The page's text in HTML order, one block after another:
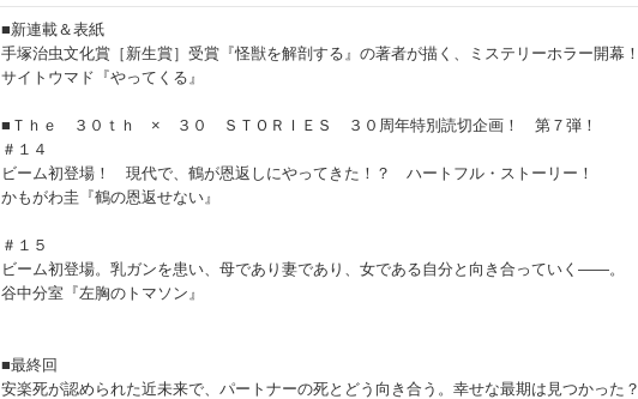
■新連載＆表紙
手塚治虫文化賞［新生賞］受賞『怪獣を解剖する』の著者が描く、ミステリーホラー開幕！
サイトウマド『やってくる』
■Ｔｈｅ ３０ｔｈ × ３０ ＳＴＯＲＩＥＳ ３０周年特別読切企画！ 第７弾！
＃１４
ビーム初登場！ 現代で、鶴が恩返しにやってきた！？ ハートフル・ストーリー！
かもがわ圭『鶴の恩返せない』
＃１５
ビーム初登場。乳ガンを患い、母であり妻であり、女である自分と向き合っていく――。
谷中分室『左胸のトマソン』
■最終回
安楽死が認められた近未来で、パートナーの死とどう向き合う。幸せな最期は見つかった？